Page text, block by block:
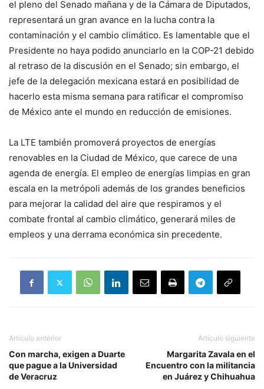
el pleno del Senado mañana y de la Cámara de Diputados,
representará un gran avance en la lucha contra la
contaminación y el cambio climático. Es lamentable que el
Presidente no haya podido anunciarlo en la COP-21 debido
al retraso de la discusión en el Senado; sin embargo, el
jefe de la delegación mexicana estará en posibilidad de
hacerlo esta misma semana para ratificar el compromiso
de México ante el mundo en reducción de emisiones.
La LTE también promoverá proyectos de energías
renovables en la Ciudad de México, que carece de una
agenda de energía. El empleo de energías limpias en gran
escala en la metrópoli además de los grandes beneficios
para mejorar la calidad del aire que respiramos y el
combate frontal al cambio climático, generará miles de
empleos y una derrama económica sin precedente.
Artículo anterior
Con marcha, exigen a Duarte
que pague a la Universidad
de Veracruz
Artículo siguiente
Margarita Zavala en el
Encuentro con la militancia
en Juárez y Chihuahua